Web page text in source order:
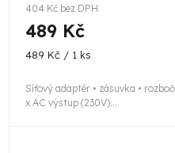
404 Kč bez DPH
489 Kč
Měrná
489 Kč / 1 ks
Síťový adaptér • zásuvka •
x AC výstup (230V)...